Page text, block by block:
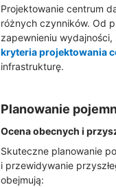
Projektowanie centrum
różnych czynników. Od
zapewnieniu
kryteria projektowania
infrastrukturę.
Planowanie
Ocena obecnych i
Skuteczne planowanie
i przewidywanie
obejmują: